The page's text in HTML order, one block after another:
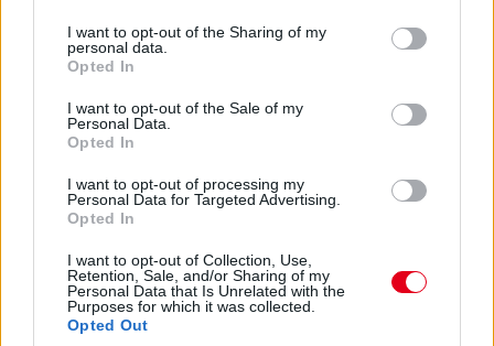
not limited to your visit or usage behaviour. You may click to
grant or deny consent to Google and its third-party tags to
use your data for below specified purposes in below Google
consent section.
I want to opt-out of the Sharing of my
personal data.
Opted In
I want to opt-out of the Sale of my
Personal Data.
Opted In
I want to opt-out of processing my
Personal Data for Targeted Advertising.
Opted In
I want to opt-out of Collection, Use,
Retention, Sale, and/or Sharing of my
Personal Data that Is Unrelated with the
Purposes for which it was collected.
Opted Out